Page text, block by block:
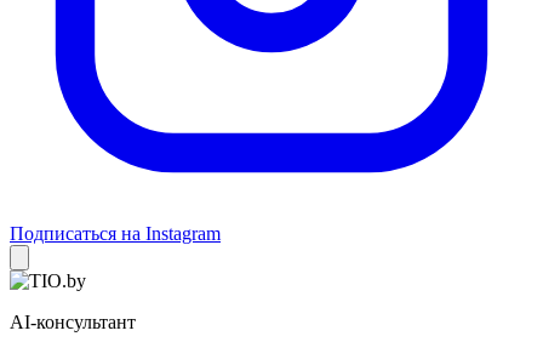
Подписаться на Instagram
AI-консультант